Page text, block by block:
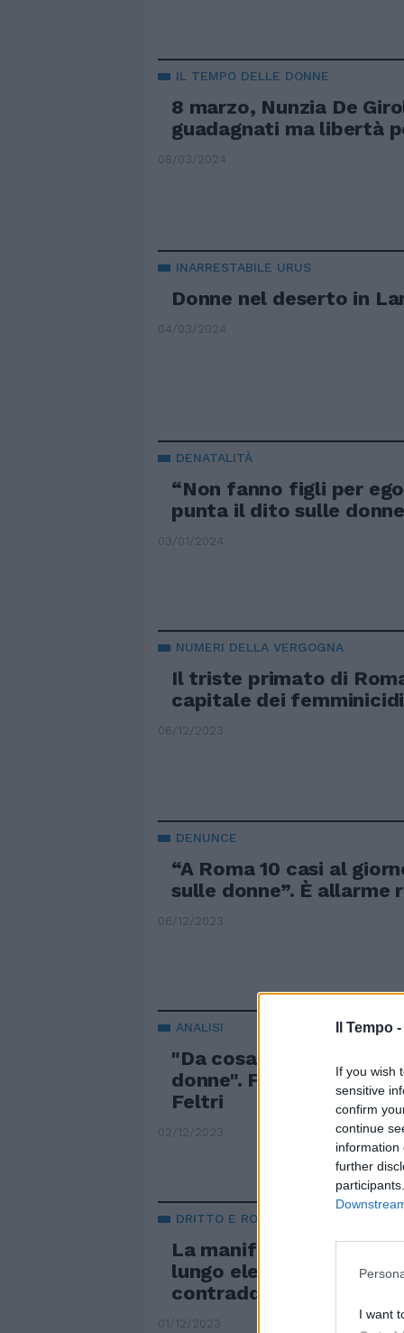
Il Tempo -
If you wish
sensitive
confirm
continue
information
further
I want
IL TEMPO DELLE DONNE
8 marzo, Nunzia De
guadagnati ma libertà
08/03/2024
INARRESTABILE URUS
Donne nel deserto in
04/03/2024
DENATALITÀ
“Non fanno figli per
punta il dito sulle donne
03/01/2024
NUMERI DELLA VERGOGNA
Il triste primato di
capitale dei
06/12/2023
DENUNCE
“A Roma 10 casi al
sulle donne”. È allarme
06/12/2023
ANALISI
"Da cosa dipende la
donne". Femminicidi, la
Feltri
02/12/2023
DRITTO E ROVESCIO
La manifestazione
lungo elenco di
contraddizioni
01/12/2023